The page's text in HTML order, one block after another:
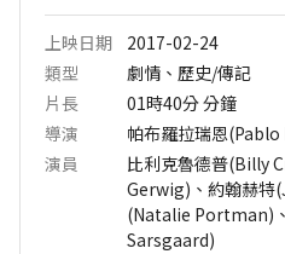
上映日期
2017-02-24
類型
劇情、歷史/傳記
片長
01時40分分鐘
導演
帕布羅拉瑞恩
演員
比利克魯德普(Billy
Gerwig)、約翰赫特
(Natalie Portman)
Sarsgaard)